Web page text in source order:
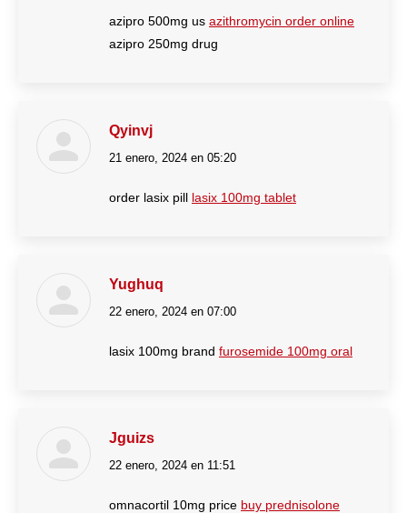
azipro 500mg us azithromycin order online
azipro 250mg drug
Qyinvj
dice:
21 enero, 2024 en 05:20
order lasix pill lasix 100mg tablet
Yughuq
dice:
22 enero, 2024 en 07:00
lasix 100mg brand furosemide 100mg oral
Jguizs
dice:
22 enero, 2024 en 11:51
omnacortil 10mg price buy prednisolone